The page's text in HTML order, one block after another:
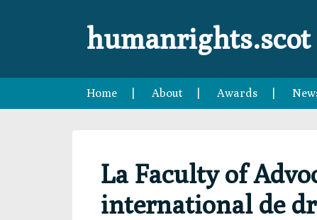
humanrights.scot
Home About Awards
La Faculty of
international de